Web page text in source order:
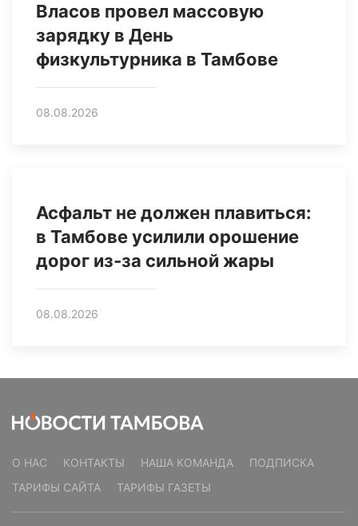
Власов провел массовую
зарядку в День
физкультурника в Тамбове
08.08.2026
Асфальт не должен плавиться:
в Тамбове усилили орошение
дорог из‑за сильной жары
08.08.2026
О НАС КОНТАКТЫ НАША КОМАНДА
ПОДПИСКА
ТАРИФЫ САЙТА
ТАРИФЫ ГАЗЕТЫ